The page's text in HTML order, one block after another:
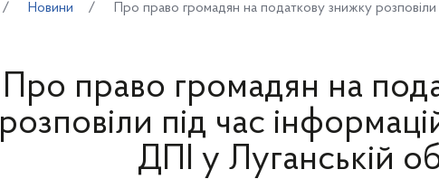
Новини Про право громадян на податкову знижку розповіли
Про право громадян на
розповіли під час
ДПІ у Луганській